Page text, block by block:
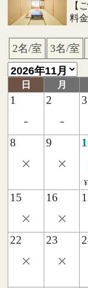
【
料
2名/室 3名/室
日
月
1
-
2
-
3
8
×
9
×
15
×
16
×
22
×
23
×